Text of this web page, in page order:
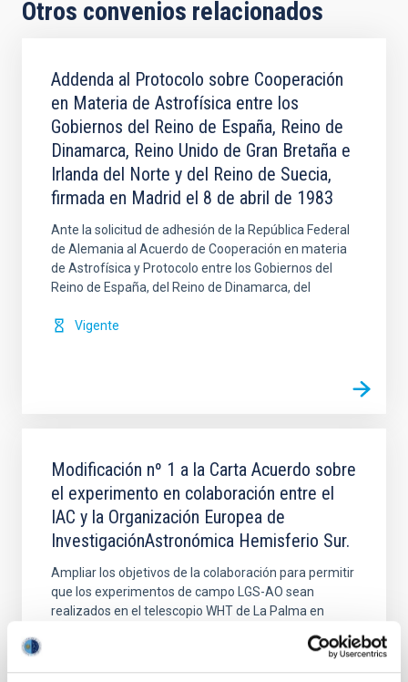
Otros convenios relacionados
Addenda al Protocolo sobre Cooperación
en Materia de Astrofísica entre los
Gobiernos del Reino de España, Reino de
Dinamarca, Reino Unido de Gran Bretaña e
Irlanda del Norte y del Reino de Suecia,
firmada en Madrid el 8 de abril de 1983
Ante la solicitud de adhesión de la República Federal
de Alemania al Acuerdo de Cooperación en materia
de Astrofísica y Protocolo entre los Gobiernos del
Reino de España, del Reino de Dinamarca, del
Vigente
Modificación nº 1 a la Carta Acuerdo sobre
el experimento en colaboración entre el
IAC y la Organización Europea de
InvestigaciónAstronómica Hemisferio Sur.
Ampliar los objetivos de la colaboración para permitir
que los experimentos de campo LGS-AO sean
realizados en el telescopio WHT de La Palma en